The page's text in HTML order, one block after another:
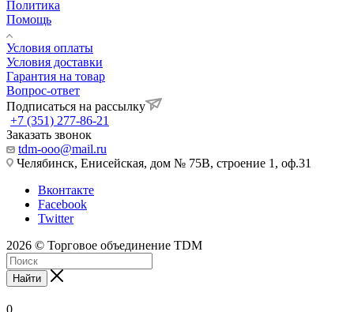
Политика
Помощь
Условия оплаты
Условия доставки
Гарантия на товар
Вопрос-ответ
Подписаться на рассылку
+7 (351) 277-86-21
Заказать звонок
tdm-ooo@mail.ru
Челябинск, Енисейская, дом № 75В, строение 1, оф.31
Вконтакте
Facebook
Twitter
2026 © Торговое объединение TDM
Найти
0